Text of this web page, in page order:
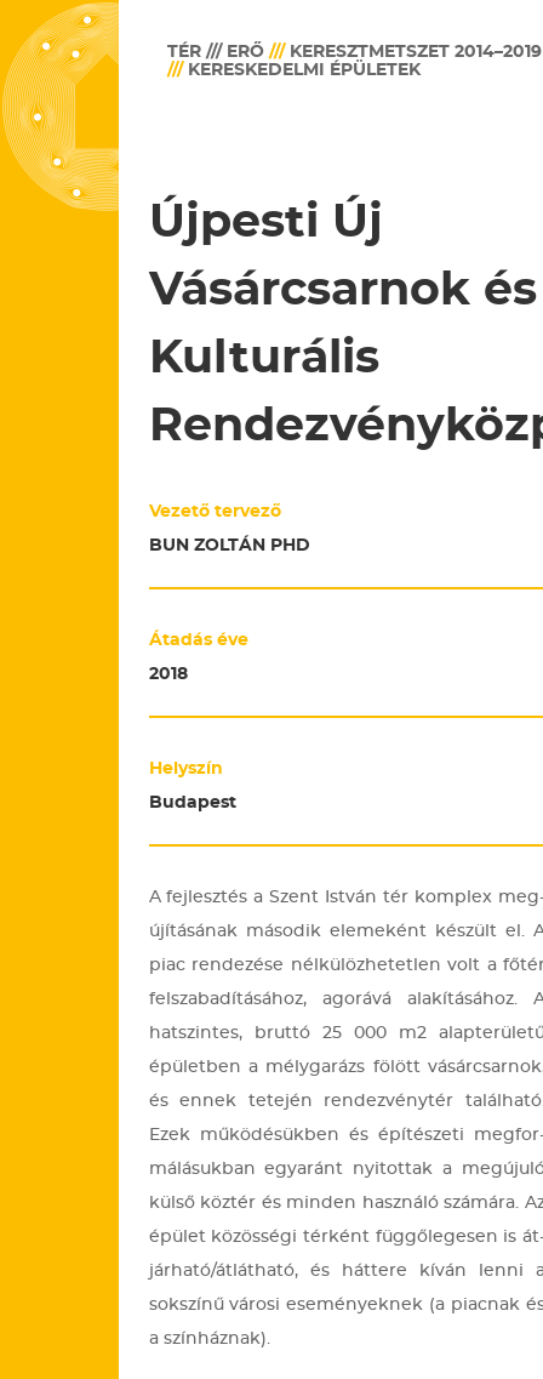
TÉR /// ERŐ /// KERESZTMETSZET 2014–2019
/// KERESKEDELMI ÉPÜLETEK
Újpesti Új
Vásárcsarnok és
Kulturális
Vezető tervező
BUN ZOLTÁN PHD
Átadás éve
2018
Helyszín
Budapest
A fej­lesz­tés a Szent Ist­ván tér komp­lex
újí­tá­sá­nak má­so­dik ele­me­ként ké­szült el.
piac ren­de­zé­se nél­kü­löz­he­tet­len volt a
fel­sza­ba­dí­tá­sá­hoz, ago­rá­vá ala­kí­tá­sá­hoz.
hat­szin­tes, brut­tó 25 000 m2
épü­let­ben a mély­ga­rázs fö­lött
és ennek te­te­jén ren­dez­vény­tér
Ezek mű­kö­dé­sük­ben és épí­té­sze­ti
má­lá­suk­ban egy­aránt nyi­tot­tak a
külső köz­tér és min­den hasz­ná­ló szá­má­ra.
épü­let kö­zös­sé­gi tér­ként füg­gő­le­ge­sen is
jár­ha­tó/át­lát­ha­tó, és hát­te­re kíván lenni
sok­szí­nű vá­ro­si ese­mé­nyek­nek (a pi­ac­nak
a szín­ház­nak).